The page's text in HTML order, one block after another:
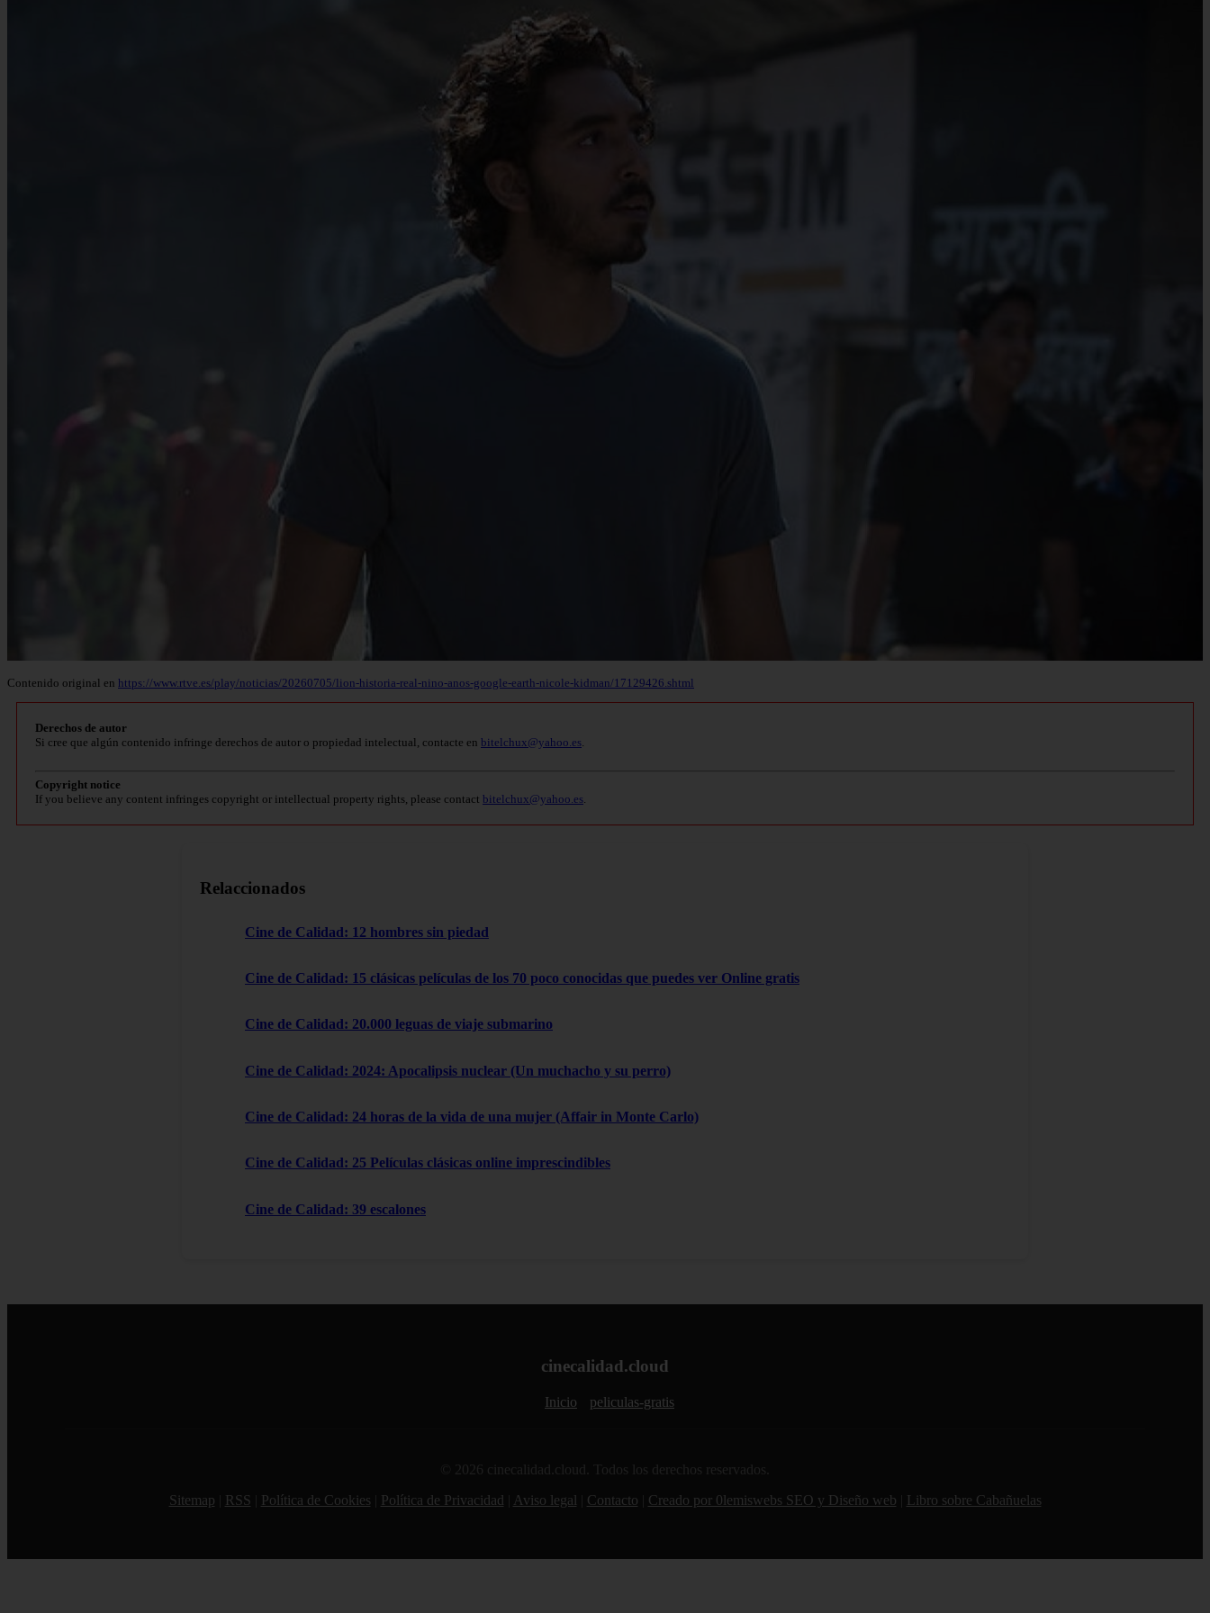
Contenido original en https://www.rtve.es/play/noticias/20260705/lion-historia-real-nino-anos-google-earth-nicole-kidman/17129426.shtml
Derechos de autor
Si cree que algún contenido infringe derechos de autor o propiedad intelectual, contacte en bitelchux@yahoo.es.
Copyright notice
If you believe any content infringes copyright or intellectual property rights, please contact bitelchux@yahoo.es.
Relaccionados
Cine de Calidad: 12 hombres sin piedad
Cine de Calidad: 15 clásicas películas de los 70 poco conocidas que puedes ver Online gratis
Cine de Calidad: 20.000 leguas de viaje submarino
Cine de Calidad: 2024: Apocalipsis nuclear (Un muchacho y su perro)
Cine de Calidad: 24 horas de la vida de una mujer (Affair in Monte Carlo)
Cine de Calidad: 25 Películas clásicas online imprescindibles
Cine de Calidad: 39 escalones
cinecalidad.cloud
Inicio peliculas-gratis
© 2026 cinecalidad.cloud. Todos los derechos reservados.
Sitemap
RSS Política de Cookies Política de Privacidad Aviso legal Contacto Creado por 0lemiswebs SEO y Diseño web Libro sobre Cabañuelas